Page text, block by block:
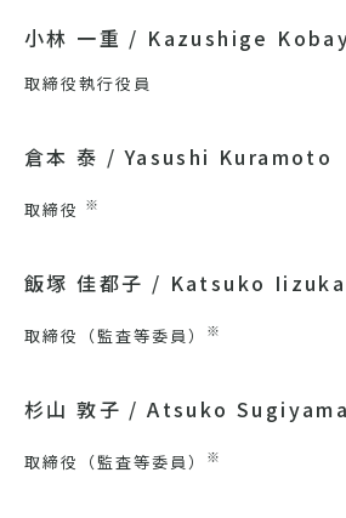
小林 一重 / Kazushige
取締役執行役員
倉本 泰 / Yasushi Kuramoto
取締役 ※
飯塚 佳都子 / Katsuko Iizuka
取締役（監査等委員） ※
杉山 敦子 / Atsuko Sugiyama
取締役（監査等委員） ※